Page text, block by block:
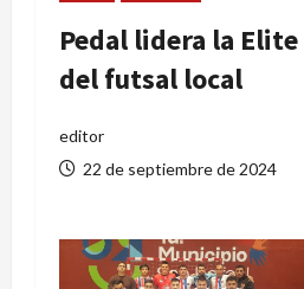
Pedal lidera la Elite
del futsal local
editor
22 de septiembre de 2024